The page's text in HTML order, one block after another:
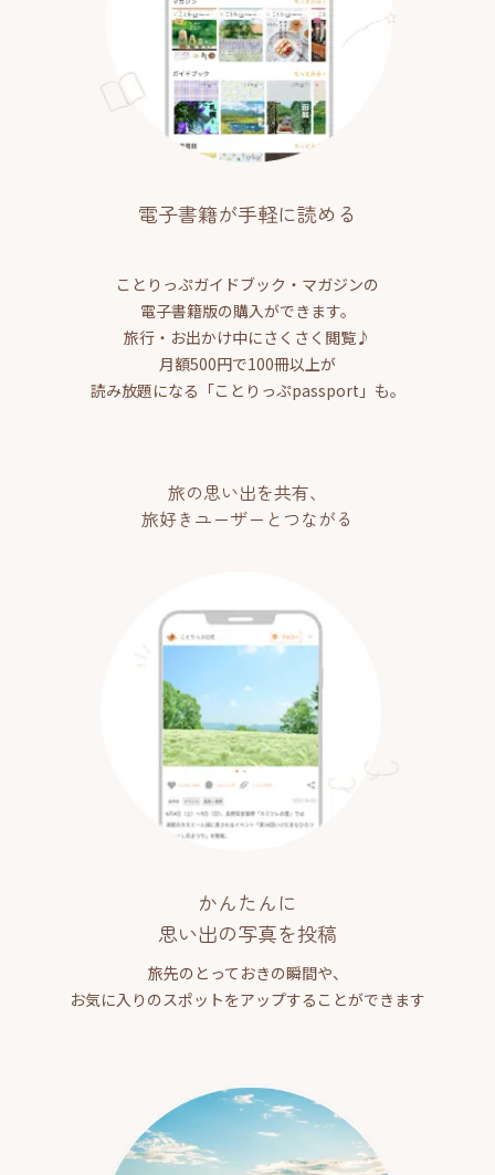
電子書籍が手軽に読める
ことりっぷガイドブック・マガジンの
電子書籍版の購入ができます。
旅行・お出かけ中にさくさく閲覧♪
月額500円で100冊以上が
読み放題になる「ことりっぷpassport」も。
旅の思い出を共有、
旅好きユーザーとつながる
かんたんに
思い出の写真を投稿
旅先のとっておきの瞬間や、
お気に入りのスポットをアップすることができます